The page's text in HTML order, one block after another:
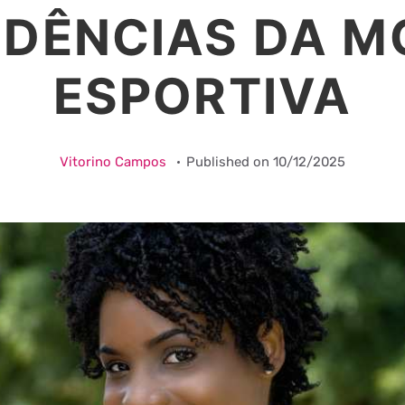
DA
ESPORTIVA
Vitorino Campos Published on 10/12/2025